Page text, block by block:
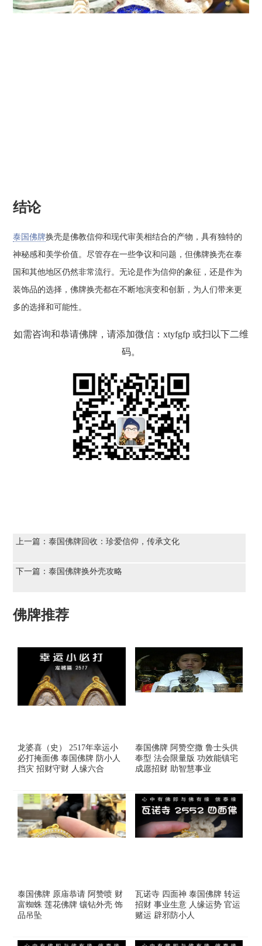
结论
泰国佛牌换壳是佛教信仰和现代审美相结合的产物，具有独特的
神秘感和美学价值。尽管存在一些争议和问题，但佛牌换壳在泰
国和其他地区仍然非常流行。无论是作为信仰的象征，还是作为
装饰品的选择，佛牌换壳都在不断地演变和创新，为人们带来更
多的选择和可能性。
如需咨询和恭请佛牌，请添加微信：xtyfgfp 或扫以下二维
码。
上一篇：泰国佛牌回收：珍爱信仰，传承文化
下一篇：泰国佛牌换外壳攻略
佛牌推荐
龙婆喜（史） 2517年幸运小
必打掩面佛 泰国佛牌 防小人
挡灾 招财守财 人缘六合
泰国佛牌 阿赞空撒 鲁士头供
奉型 法会限量版 功效能镇宅
成愿招财 助智慧事业
泰国佛牌 原庙恭请 阿赞喷 财
富蜘蛛 莲花佛牌 镶钻外壳 饰
品吊坠
瓦诺寺 四面神 泰国佛牌 转运
招财 事业生意 人缘运势 官运
赌运 辟邪防小人